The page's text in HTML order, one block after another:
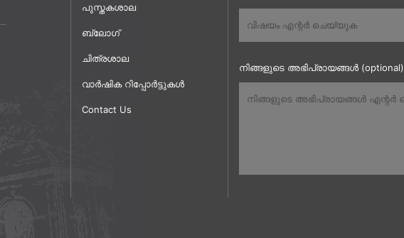
പുസ്തകശാല
ബ്ലോഗ്
ചിത്രശാല
വാർഷിക റിപ്പോർട്ടുകൾ
Contact Us
നിങ്ങളുടെ അഭിപ്രായങ്ങൾ (optional)